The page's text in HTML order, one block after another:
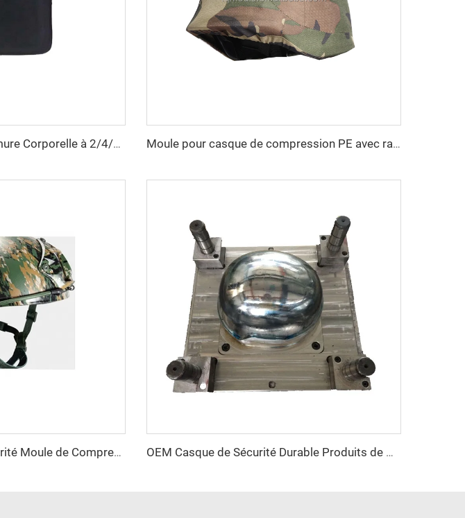
moule pour Plaque d'Armure Corporelle à 2/4/8/16 Cavités UHMWPE Moule pour Plaque en Fibre d'Aramide Moulage par Compression Fabricant de Moules Moule pour casque de compression PE avec rails latéraux - Technologie de moulage par compression pour casques
Moule à Casque de Sécurité Moule de Compression Moule à Casque Plastique Moule à Casque Taizhou Fabricant OEM Casque de Sécurité Durable Produits de Compression Plastique du Fabricant de Moules Plastiques Chine Taizhou